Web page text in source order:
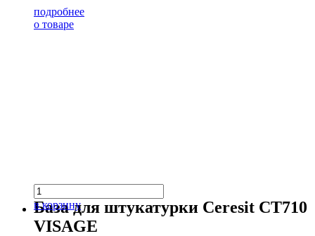
подробнее
о товаре
в корзину
База для штукатурки Ceresit CT710
VISAGE